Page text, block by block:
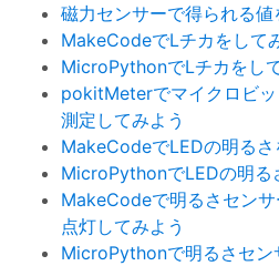
磁力センサーで得られる値
MakeCodeでLチカをして
MicroPythonでLチカをし
pokitMeterでマイクロビ
測定してみよう
MakeCodeでLEDの明るさ
MicroPythonでLEDの明る
MakeCodeで明るさセン
点灯してみよう
MicroPythonで明るさセン